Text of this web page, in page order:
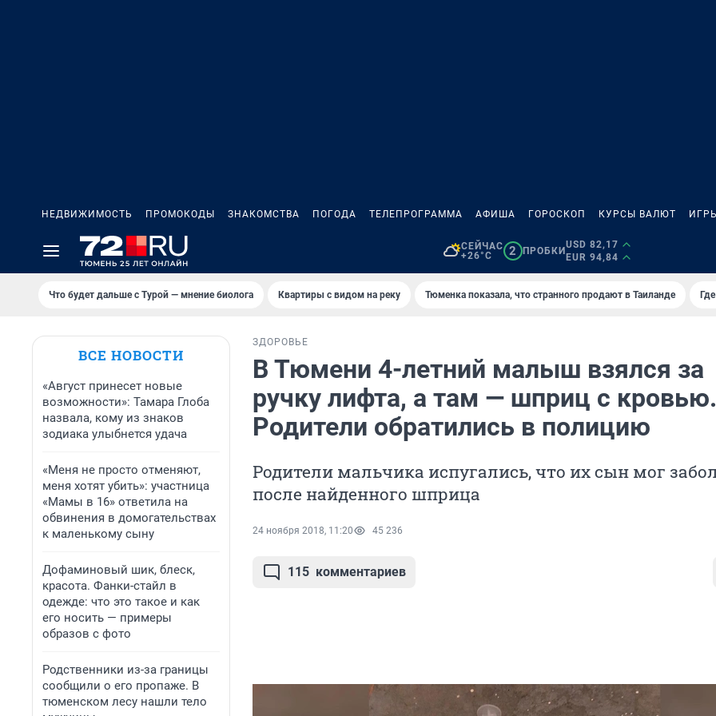
НЕДВИЖИМОСТЬ ПРОМОКОДЫ ЗНАКОМСТВА ПОГОДА ТЕЛЕПРОГРАММА АФИША ГОРОСКОП КУРСЫ ВАЛЮТ ИГРЫ
СЕЙЧАС
+26°C
2 ПРОБКИ
USD 82,17
EUR 94,84
Что будет дальше с Турой — мнение биолога Квартиры с видом на реку Тюменка показала, что странного продают в Таиланде
ВСЕ НОВОСТИ
«Август принесет новые
возможности»: Тамара Глоба
назвала, кому из знаков
зодиака улыбнется удача
«Меня не просто отменяют,
меня хотят убить»: участница
«Мамы в 16» ответила на
обвинения в домогательствах
к маленькому сыну
Дофаминовый шик, блеск,
красота. Фанки-стайл в
одежде: что это такое и как
его носить — примеры
образов с фото
Родственники из-за границы
сообщили о его пропаже. В
тюменском лесу нашли тело
ЗДОРОВЬЕ
В Тюмени 4-летний малыш взялся за
ручку лифта, а там — шприц с кровью.
Родители обратились в полицию
Родители мальчика испугались, что их сын мог
после найденного шприца
24 ноября 2018, 11:20 45 236
115 комментариев